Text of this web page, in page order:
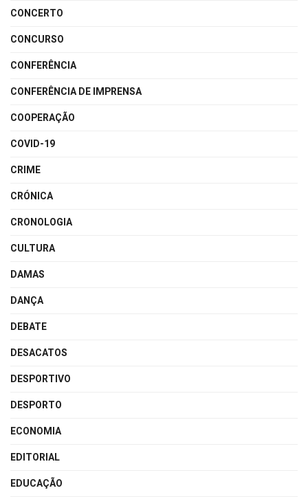
CONCERTO
CONCURSO
CONFERÊNCIA
CONFERÊNCIA DE IMPRENSA
COOPERAÇÃO
COVID-19
CRIME
CRÓNICA
CRONOLOGIA
CULTURA
DAMAS
DANÇA
DEBATE
DESACATOS
DESPORTIVO
DESPORTO
ECONOMIA
EDITORIAL
EDUCAÇÃO